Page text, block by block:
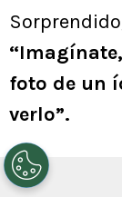
foto de un
verlo”.